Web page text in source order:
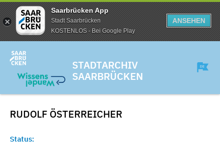
Saarbrücken App
Stadt Saarbrücken
KOSTENLOS - Bei Google Play
ANSEHEN
STADTARCHIV
SAARBRÜCKEN
RUDOLF ÖSTERREICHER
Status: